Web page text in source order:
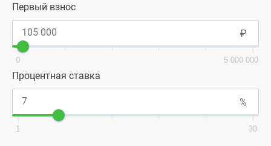
Первый взнос
0 5 000 000
Процентная ставка
1 30